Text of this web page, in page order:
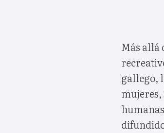
Más allá
gallego,
mujeres,